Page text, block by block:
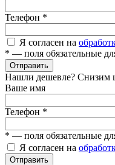
Телефон *
Я согласен на
* — поля обязательные
Отправить
Нашли дешевле? Снизим
Ваше имя
Телефон *
* — поля обязательные
Я согласен на
Отправить